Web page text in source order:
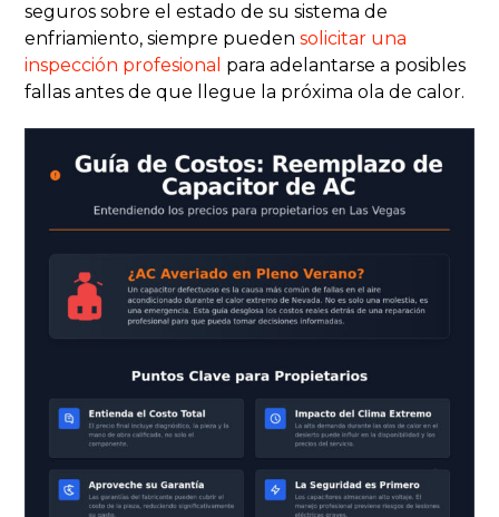
seguros sobre el estado de su sistema de
enfriamiento, siempre puedensolicitar una
inspección profesional para adelantarse a posibles
fallas antes de que llegue la próxima ola de calor.